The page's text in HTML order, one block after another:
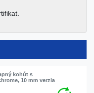
kohút s
10 mm verzia